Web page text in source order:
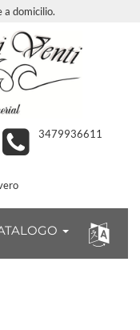
a domicilio.
3479936611